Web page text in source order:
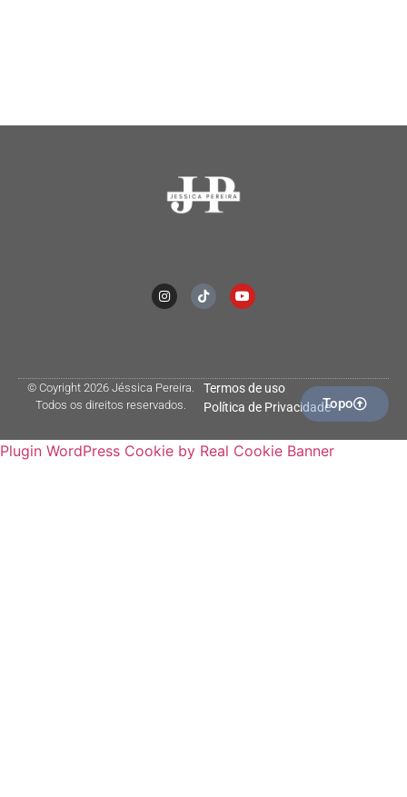
© Coyright 2026 Jéssica Pereira.
Todos os direitos reservados.
Termos de uso
Política de PrivacidadeTopo
Plugin WordPress Cookie by Real Cookie Banner